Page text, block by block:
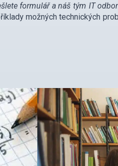
formulář a náš tým IT
možných technických